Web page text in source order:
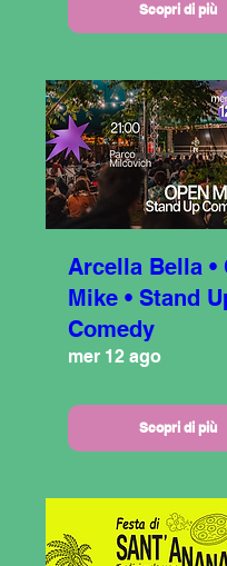
Scopri di più
Arcella Bella •
Mike • Stand
Comedy
mer 12 ago
Scopri di più